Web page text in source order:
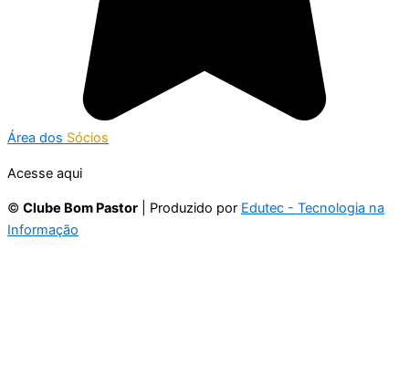
Área dos Sócios
Acesse aqui
© Clube Bom Pastor | Produzido por Edutec - Tecnologia na
Informação